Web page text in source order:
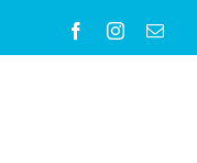
FacebookInstagram